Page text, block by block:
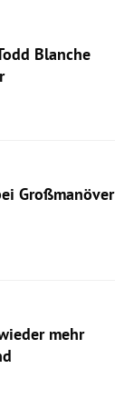
Blanche
Großmanöver
mehr